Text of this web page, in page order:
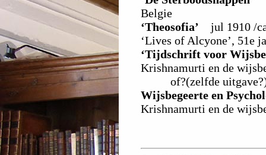
Belgie
‘Theosofia’ jul 1910 /ca
‘Lives of Alcyone’, 51e
‘Tijdschrift voor
Krishnamurti en de
of?(zelfde
Wijsbegeerte en
Krishnamurti en de